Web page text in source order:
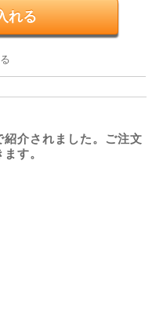
介されました。ご注文
す。